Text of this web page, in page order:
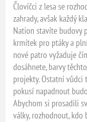
Človíčci z lesa se
zahrady, avšak každý
Nation stavíte budovy
krmítek pro ptáky a
nové patro vyžaduje
dosáhnete, barvy
projekty. Ostatní vůdci
pokusí napadnout
Abychom si prosadili
války, rozhodnout,